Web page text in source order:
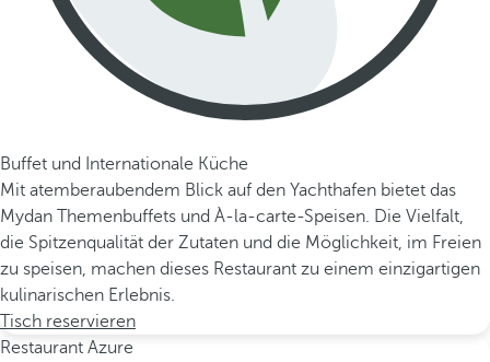
Buffet und Internationale Küche
Mit atemberaubendem Blick auf den Yachthafen bietet das
Mydan Themenbuffets und À-la-carte-Speisen. Die Vielfalt,
die Spitzenqualität der Zutaten und die Möglichkeit, im Freien
zu speisen, machen dieses Restaurant zu einem einzigartigen
kulinarischen Erlebnis.
Tisch reservieren
Restaurant Azure